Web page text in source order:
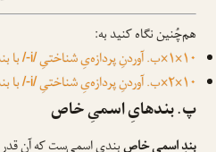
هم‌چُنین نگاه کنید به:
۱۰×۱×ب. آوردنِ پردازه‌یِ شناختیِ
/-i/با
۱۰×۲×ب. آوردنِ پردازه‌یِ شناختیِ
/-i/با
پ. بندهایِ اسمیِ خاص